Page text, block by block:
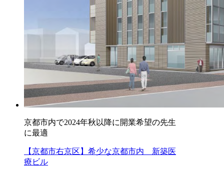
京都市内で2024年秋以降に開業希望の先生
に最適
【京都市右京区】希少な京都市内 新築医
療ビル